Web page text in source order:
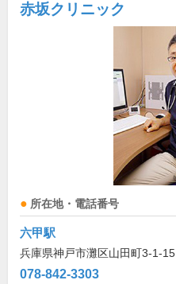
赤坂クリニック
所在地・電話番号
六甲駅
兵庫県神戸市灘区山田町3-1-15
078-842-3303